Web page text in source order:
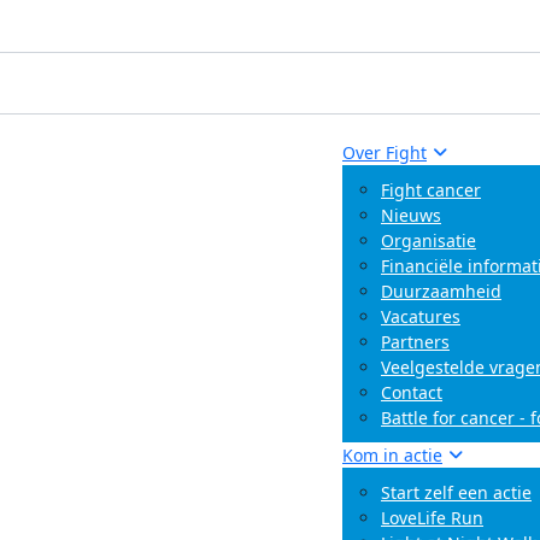
Over Fight
Fight cancer
Nieuws
Organisatie
Financiële
Duurzaamheid
Vacatures
Partners
Veelgestelde
Contact
Battle for cancer -
Kom in actie
Start zelf een actie
LoveLife Run